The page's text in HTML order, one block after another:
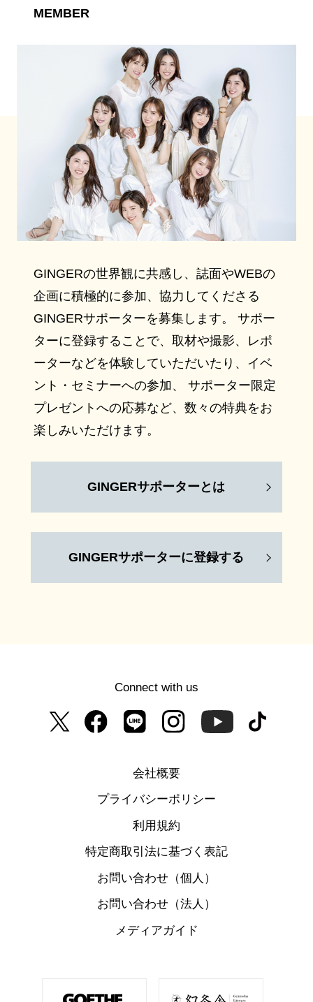
MEMBER
GINGERの世界観に共感し、誌面やWEBの
企画に積極的に参加、協力してくださる
GINGERサポーターを募集します。 サポー
ターに登録することで、取材や撮影、レポ
ーターなどを体験していただいたり、イベ
ント・セミナーへの参加、 サポーター限定
プレゼントへの応募など、数々の特典をお
楽しみいただけます。
GINGERサポーターとは
GINGERサポーターに登録する
Connect with us
会社概要
プライバシーポリシー
利用規約
特定商取引法に基づく表記
お問い合わせ（個人）
お問い合わせ（法人）
メディアガイド